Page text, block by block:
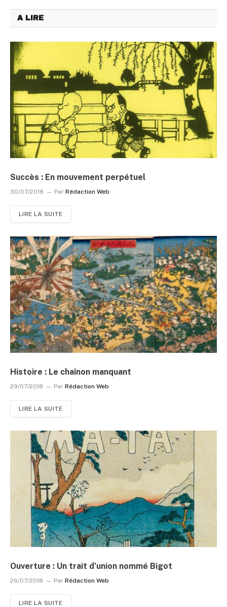
A LIRE
Succès : En mouvement perpétuel
30/07/2018 Par Rédaction Web
LIRE LA SUITE
Histoire : Le chaînon manquant
29/07/2018 Par Rédaction Web
LIRE LA SUITE
Ouverture : Un trait d’union nommé Bigot
26/07/2018 Par Rédaction Web
LIRE LA SUITE